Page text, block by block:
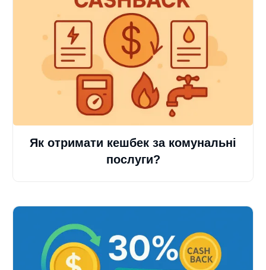
Як отримати кешбек за комунальні
послуги?